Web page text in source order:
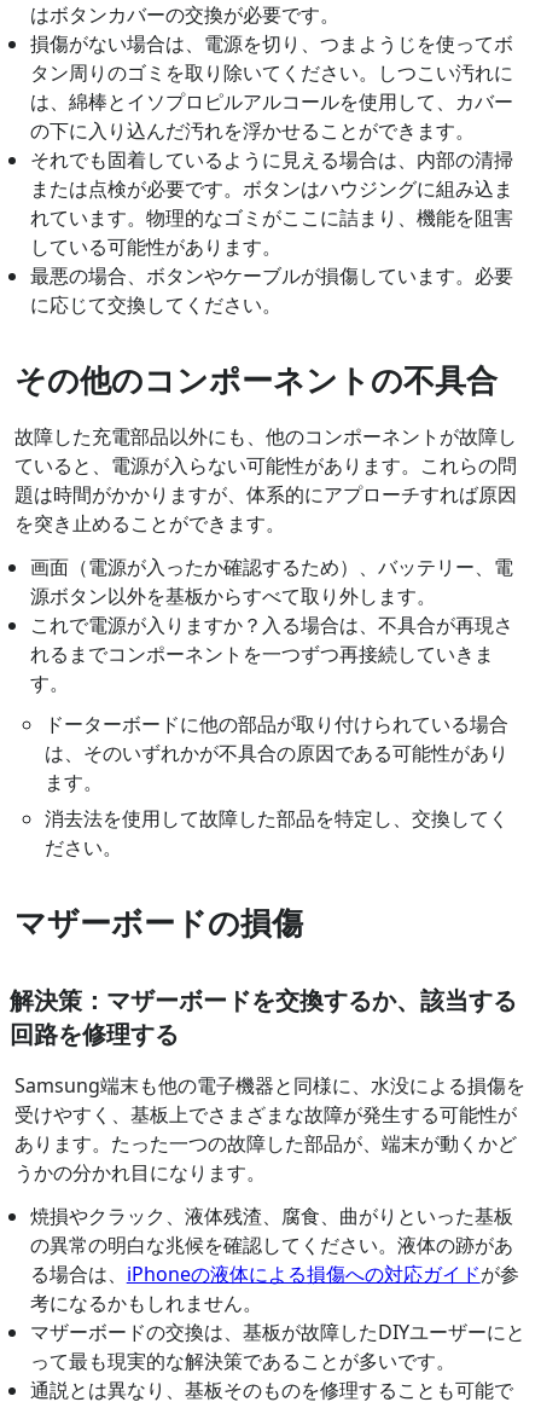
はボタンカバーの交換が必要です。
損傷がない場合は、電源を切り、つまようじを使ってボ
タン周りのゴミを取り除いてください。しつこい汚れに
は、綿棒とイソプロピルアルコールを使用して、カバー
の下に入り込んだ汚れを浮かせることができます。
それでも固着しているように見える場合は、内部の清掃
または点検が必要です。ボタンはハウジングに組み込ま
れています。物理的なゴミがここに詰まり、機能を阻害
している可能性があります。
最悪の場合、ボタンやケーブルが損傷しています。必要
に応じて交換してください。
その他のコンポーネントの不具合
故障した充電部品以外にも、他のコンポーネントが故障し
ていると、電源が入らない可能性があります。これらの問
題は時間がかかりますが、体系的にアプローチすれば原因
を突き止めることができます。
画面（電源が入ったか確認するため）、バッテリー、電
源ボタン以外を基板からすべて取り外します。
これで電源が入りますか？入る場合は、不具合が再現さ
れるまでコンポーネントを一つずつ再接続していきま
す。
ドーターボードに他の部品が取り付けられている場合
は、そのいずれかが不具合の原因である可能性があり
ます。
消去法を使用して故障した部品を特定し、交換してく
ださい。
マザーボードの損傷
解決策：マザーボードを交換するか、該当する
回路を修理する
Samsung端末も他の電子機器と同様に、水没による損傷を
受けやすく、基板上でさまざまな故障が発生する可能性が
あります。たった一つの故障した部品が、端末が動くかど
うかの分かれ目になります。
焼損やクラック、液体残渣、腐食、曲がりといった基板
の異常の明白な兆候を確認してください。液体の跡があ
る場合は、 iPhoneの液体による損傷への対応ガイドが参
考になるかもしれません。
マザーボードの交換は、基板が故障したDIYユーザーにと
って最も現実的な解決策であることが多いです。
通説とは異なり、基板そのものを修理することも可能で